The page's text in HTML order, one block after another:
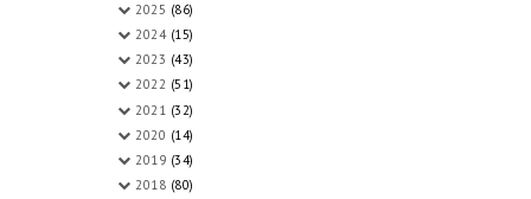
2025 (86)
2024 (15)
2023 (43)
2022 (51)
2021 (32)
2020 (14)
2019 (34)
2018 (80)